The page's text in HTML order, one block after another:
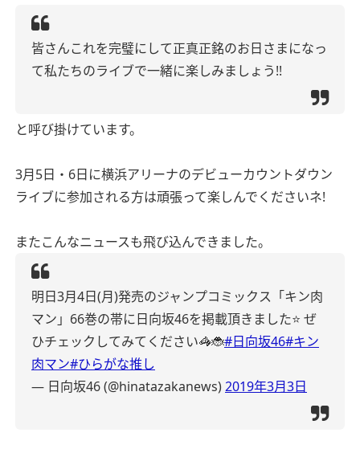
皆さんこれを完璧にして正真正銘のお日さまになっ
て私たちのライブで一緒に楽しみましょう!!
と呼び掛けています。
3月5日・6日に横浜アリーナのデビューカウントダウン
ライブに参加される方は頑張って楽しんでくださいネ!
またこんなニュースも飛び込んできました。
明日3月4日(月)発売のジャンプコミックス「キン肉
マン」66巻の帯に日向坂46を掲載頂きました⭐️ ぜ
ひチェックしてみてください🦓🐞#日向坂46#キン
肉マン#ひらがな推し
— 日向坂46 (@hinatazakanews)2019年3月3日